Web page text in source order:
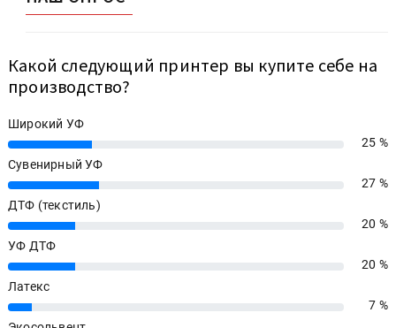
Какой следующий принтер вы купите себе на
производство?
Широкий УФ
25%
25 %
Сувенирный УФ
27%
27 %
ДТФ (текстиль)
20%
20 %
УФ ДТФ
20%
20 %
Латекс
7%
7 %